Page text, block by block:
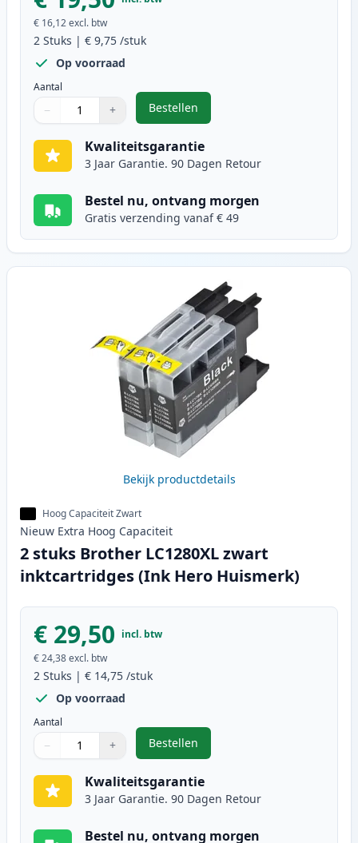
€ 16,12excl. btw
2 Stuks | € 9,75 /stuk
Op voorraad
Aantal
Gebruik de knoppen om aan te passen
− +
1
Bestellen
,2 stuks Brother LC1240Y
Kwaliteitsgarantie
3 Jaar Garantie. 90 Dagen Retour
Bestel nu, ontvang morgen
Gratis verzending vanaf € 49
Bekijk productdetails
Hoog Capaciteit Zwart
Nieuw Extra Hoog Capaciteit
2 stuks Brother LC1280XL zwart
inktcartridges (Ink Hero Huismerk)
€ 29,50 incl. btw
€ 24,38excl. btw
2 Stuks | € 14,75 /stuk
Op voorraad
Aantal
Gebruik de knoppen om aan te passen
− +
1
Bestellen
,2 stuks Brother LC1280XL zwart
Kwaliteitsgarantie
3 Jaar Garantie. 90 Dagen Retour
Bestel nu, ontvang morgen